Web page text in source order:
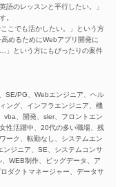
語のレッスンと平行したい。」
。
こでも活かしたい。」という方
めるためにWebアプリ開発に
」という方にもぴったりの案件
SE/PG、Webエンジニア、ヘル
ング、インフラエンジニア、機
、開発、sler、フロントエン
性活躍中、20代の多い職場、残
ーク、転勤なし、システムエン
ンジニア、SE、システムコンサ
WEB制作、ビッグデータ、ア
ダクトマネージャー、データサ